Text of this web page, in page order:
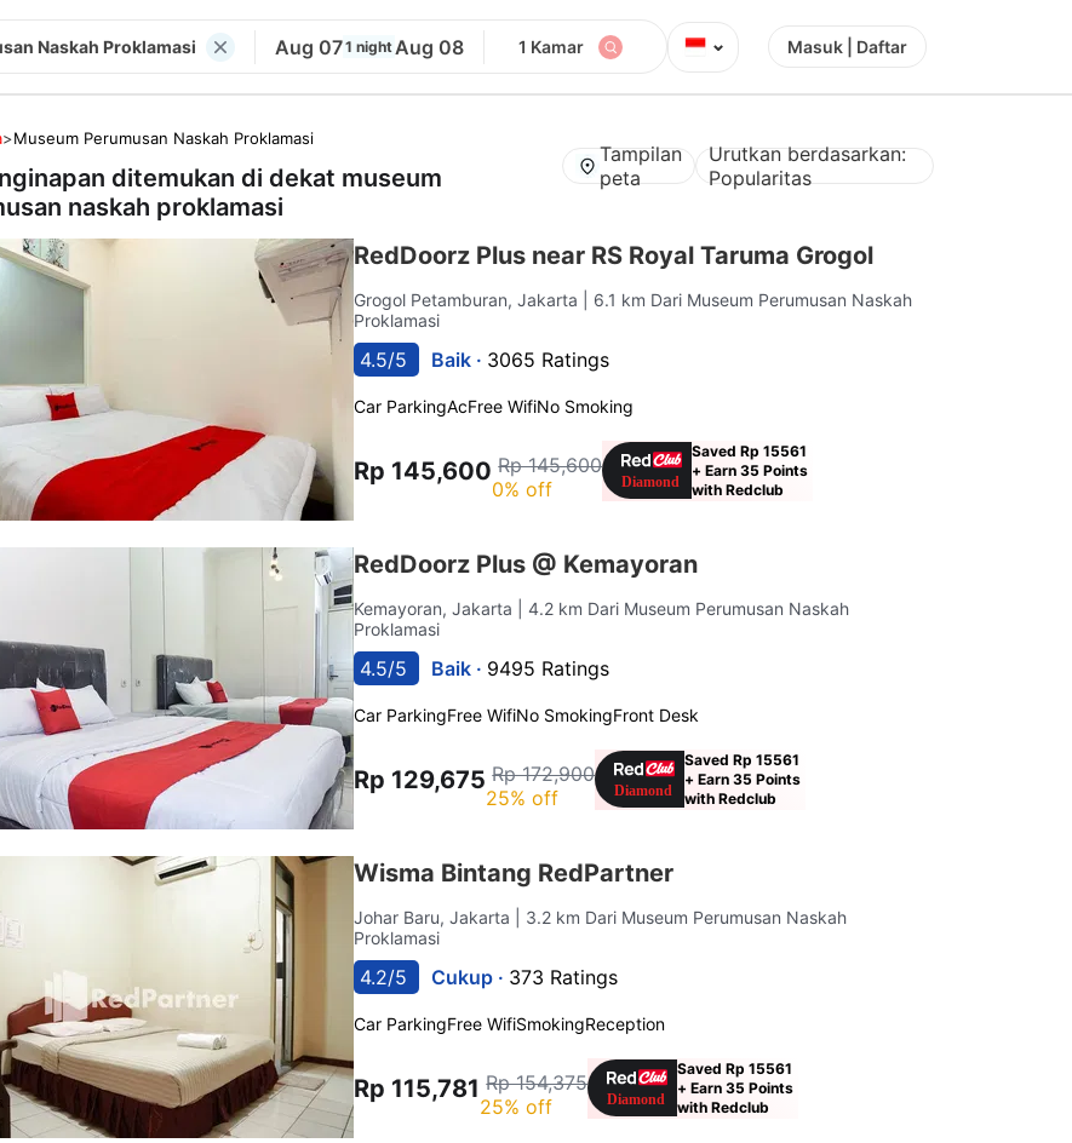
Naskah Proklamasi Aug 071 night Aug 08 1 Kamar ⌄ Masuk | Daftar
>Museum Perumusan Naskah Proklamasi
ditemukan di dekat museum
naskah proklamasi
Tampilan
peta
Urutkan berdasarkan:
Popularitas
RedDoorz Plus near RS Royal Taruma Grogol
Grogol Petamburan, Jakarta
| 6.1 km Dari Museum Perumusan Naskah
Proklamasi
4.5/5 Baik · 3065 Ratings
Car ParkingAcFree WifiNo Smoking
Rp 145,600 Rp 145,600
0% off
Saved Rp 15561
+ Earn 35 Points
with Redclub
RedDoorz Plus @ Kemayoran
Kemayoran, Jakarta
| 4.2 km Dari Museum Perumusan Naskah
Proklamasi
4.5/5 Baik · 9495 Ratings
Car ParkingFree WifiNo SmokingFront Desk
Rp 129,675 Rp 172,900
25% off
Saved Rp 15561
+ Earn 35 Points
with Redclub
Wisma Bintang RedPartner
Johar Baru, Jakarta
| 3.2 km Dari Museum Perumusan Naskah
Proklamasi
4.2/5 Cukup · 373 Ratings
Car ParkingFree WifiSmokingReception
Rp 115,781 Rp 154,375
25% off
Saved Rp 15561
+ Earn 35 Points
with Redclub